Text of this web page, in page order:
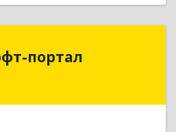
портал
Софт-портал
Респ, Уфа г, Пархоменко